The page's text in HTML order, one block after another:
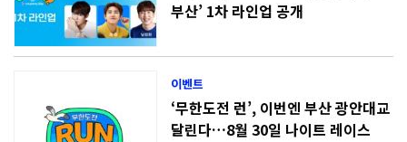
부산’ 1차 라인업 공개
이벤트
‘무한도전 런’, 이번엔 부산 광안대교
달린다…8월 30일 나이트 레이스